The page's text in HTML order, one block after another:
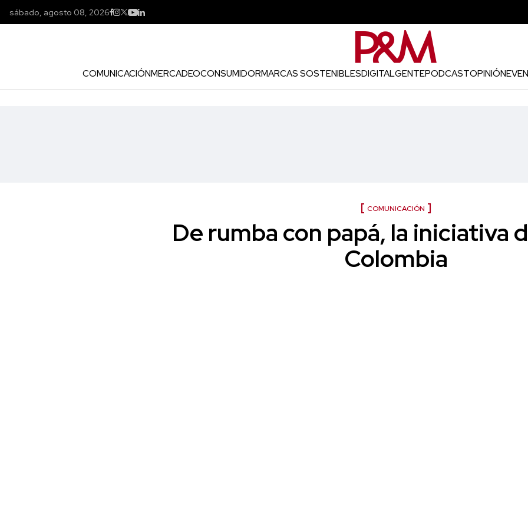
sábado, agosto 08, 2026
COMUNICACIÓNMERCADEOCONSUMIDORMARCAS SOSTENIBLESDIGITALGENTEPODCASTOPINIÓN
COMUNICACIÓN
De rumba con papá, la iniciativa
Colombia